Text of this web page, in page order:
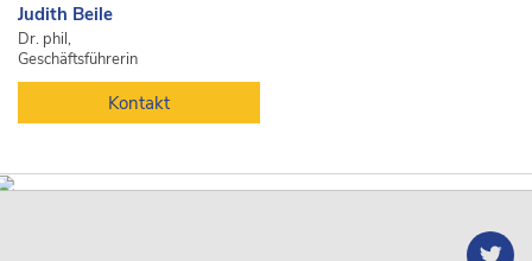
Judith Beile
Dr. phil,
Geschäftsführerin
Kontakt